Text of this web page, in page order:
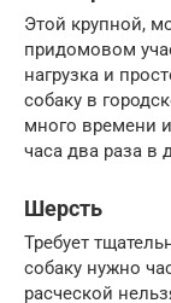
Этой крупной,
придомовом
нагрузка и
собаку в
много времени
часа два раза
Шерсть
Требует
собаку нужно
расческой